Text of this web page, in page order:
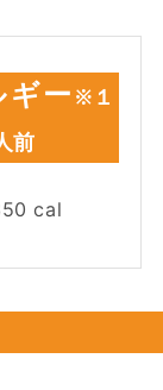
ー ※１
前
cal